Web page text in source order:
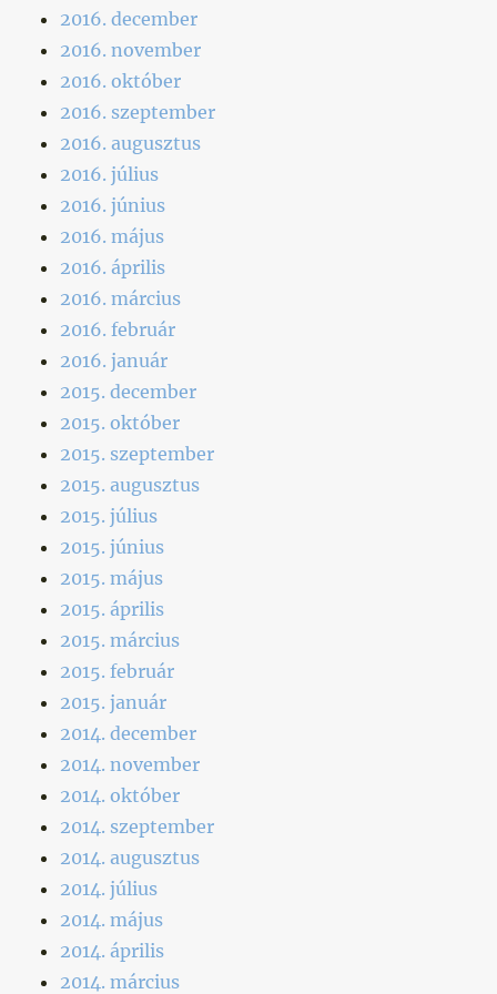
2016. december
2016. november
2016. október
2016. szeptember
2016. augusztus
2016. július
2016. június
2016. május
2016. április
2016. március
2016. február
2016. január
2015. december
2015. október
2015. szeptember
2015. augusztus
2015. július
2015. június
2015. május
2015. április
2015. március
2015. február
2015. január
2014. december
2014. november
2014. október
2014. szeptember
2014. augusztus
2014. július
2014. május
2014. április
2014. március